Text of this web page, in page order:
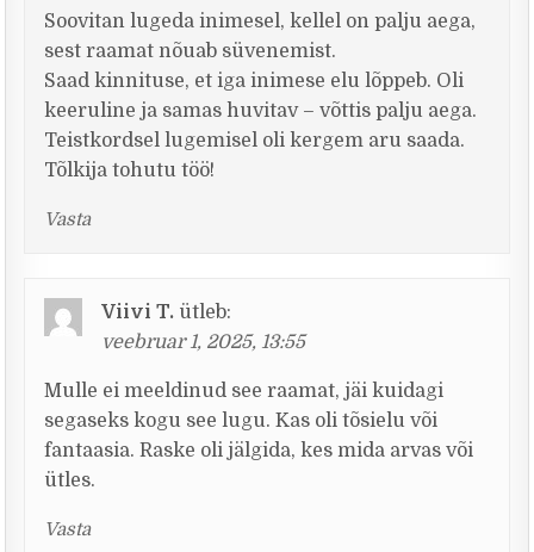
Soovitan lugeda inimesel, kellel on palju aega,
sest raamat nõuab süvenemist.
Saad kinnituse, et iga inimese elu lõppeb. Oli
keeruline ja samas huvitav – võttis palju aega.
Teistkordsel lugemisel oli kergem aru saada.
Tõlkija tohutu töö!
Vasta
Viivi T. ütleb:
veebruar 1, 2025, 13:55
Mulle ei meeldinud see raamat, jäi kuidagi
segaseks kogu see lugu. Kas oli tõsielu või
fantaasia. Raske oli jälgida, kes mida arvas või
ütles.
Vasta